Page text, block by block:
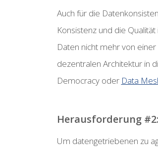
Auch für die
Konsistenz und die
Daten nicht mehr von
dezentralen Architektur in
Democracy oder Data
Herausforderung
Um datengetriebenen zu